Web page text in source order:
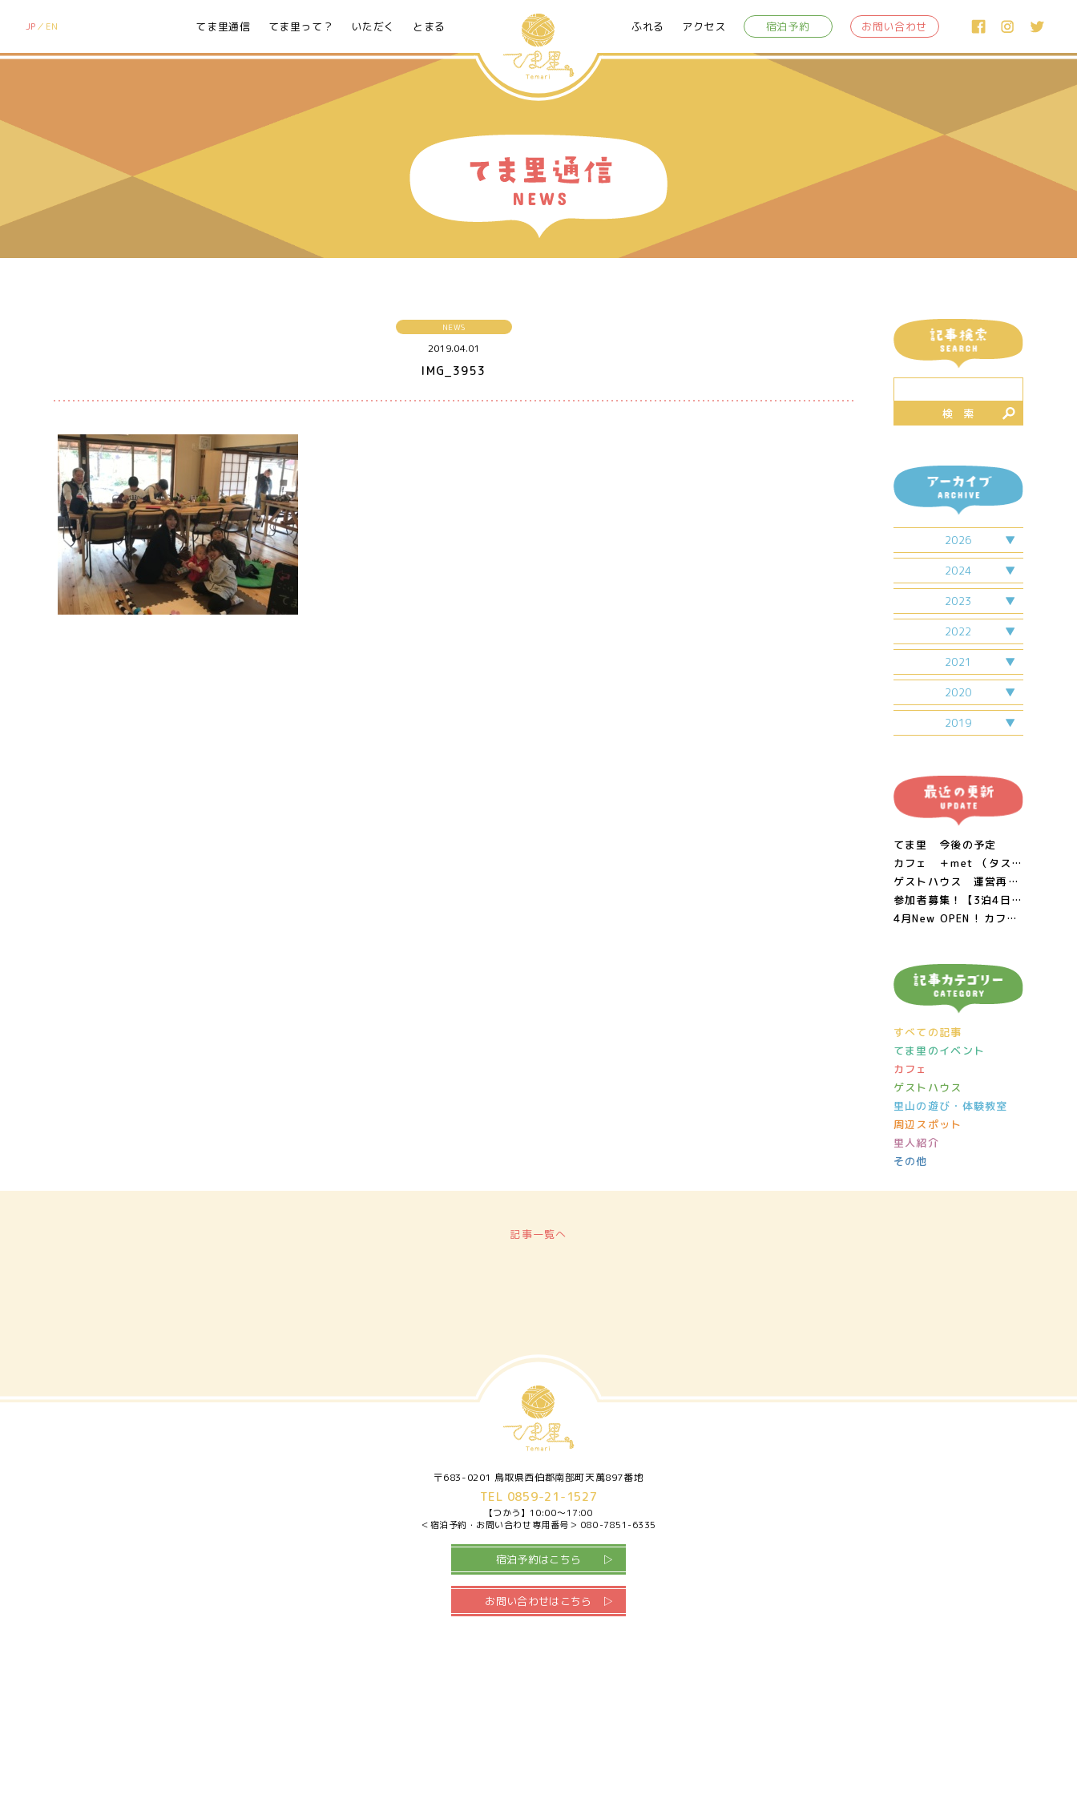
JP EN てま里通信 てま里って？ いただく とまる ふれる アクセス 宿泊予約 お問い合わせ
NEWS
2019.04.01
IMG_3953
検 索
2026
7月
2024
7月
2023
4月
7月
2022
7月
2021
5月
10月
2020
2月
5月
12月
2019
5月
6月
7月
11月
12月
てま里 今後の予定
カフェ ＋met （タスメット）閉店につきまして
ゲストハウス 運営再開のお知らせ 2/11
参加者募集！【3泊4日・梨！おじいちゃん！生き物！】 里山のあたたかみに触れる親子ワーケーション!! in 鳥取県南部町
4月New OPEN ! カフェ＆週末居酒屋 ＋met （タスメット）
すべての記事
てま里のイベント
カフェ
ゲストハウス
里山の遊び・体験教室
周辺スポット
里人紹介
その他
記事一覧へ
〒683-0201 鳥取県西伯郡南部町天萬897番地
TEL 0859-21-1527
【つかう】 10:00～17:00
＜宿泊予約・お問い合わせ専用番号＞ 080-7851-6335
宿泊予約はこちら
お問い合わせはこちら